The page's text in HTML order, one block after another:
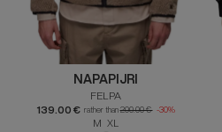
NAPAPIJRI
FELPA
139.00 € rather than200.00 € -30%
M XL